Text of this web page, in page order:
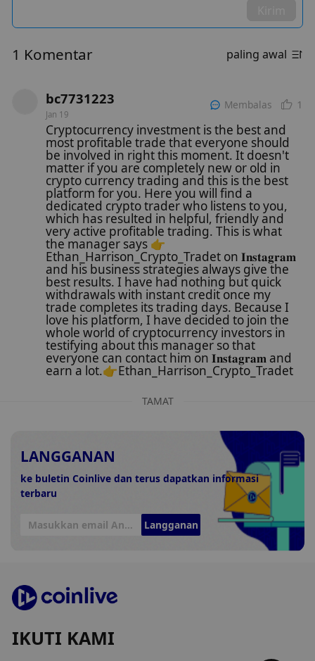
1 Komentar paling awal
bc7731223
Jan 19
Membalas 1
Cryptocurrency investment is the best and
most profitable trade that everyone should
be involved in right this moment. It doesn't
matter if you are completely new or old in
crypto currency trading and this is the best
platform for you. Here you will find a
dedicated crypto trader who listens to you,
which has resulted in helpful, friendly and
very active profitable trading. This is what
the manager says 👉
Ethan_Harrison_Crypto_Tradet on 𝐈𝐧𝐬𝐭𝐚𝐠𝐫𝐚𝐦
and his business strategies always give the
best results. I have had nothing but quick
withdrawals with instant credit once my
trade completes its trading days. Because I
love his platform, I have decided to join the
whole world of cryptocurrency investors in
testifying about this manager so that
everyone can contact him on 𝐈𝐧𝐬𝐭𝐚𝐠𝐫𝐚𝐦 and
earn a lot.👉Ethan_Harrison_Crypto_Tradet
TAMAT
LANGGANAN
ke buletin Coinlive dan terus dapatkan informasi
terbaru
Langganan
IKUTI KAMI